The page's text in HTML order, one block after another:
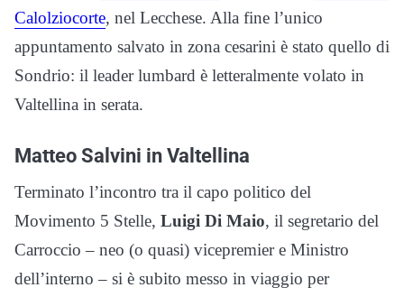
Calolziocorte, nel Lecchese. Alla fine l’unico
appuntamento salvato in zona cesarini è stato quello di
Sondrio: il leader lumbard è letteralmente volato in
Valtellina in serata.
Matteo Salvini in Valtellina
Terminato l’incontro tra il capo politico del
Movimento 5 Stelle, Luigi Di Maio, il segretario del
Carroccio – neo (o quasi) vicepremier e Ministro
dell’interno – si è subito messo in viaggio per